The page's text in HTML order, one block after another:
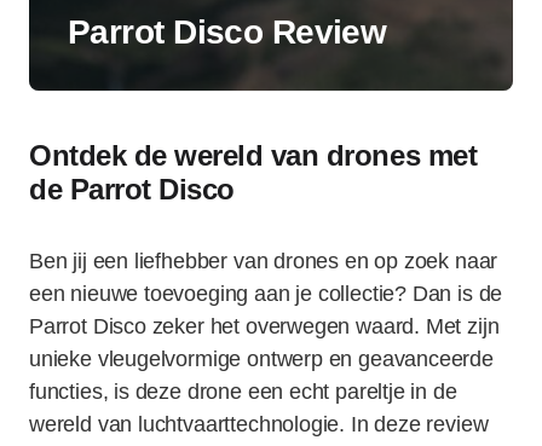
Parrot Disco Review
Ontdek de wereld van drones met
de Parrot Disco
Ben jij een liefhebber van drones en op zoek naar
een nieuwe toevoeging aan je collectie? Dan is de
Parrot Disco zeker het overwegen waard. Met zijn
unieke vleugelvormige ontwerp en geavanceerde
functies, is deze drone een echt pareltje in de
wereld van luchtvaarttechnologie. In deze review